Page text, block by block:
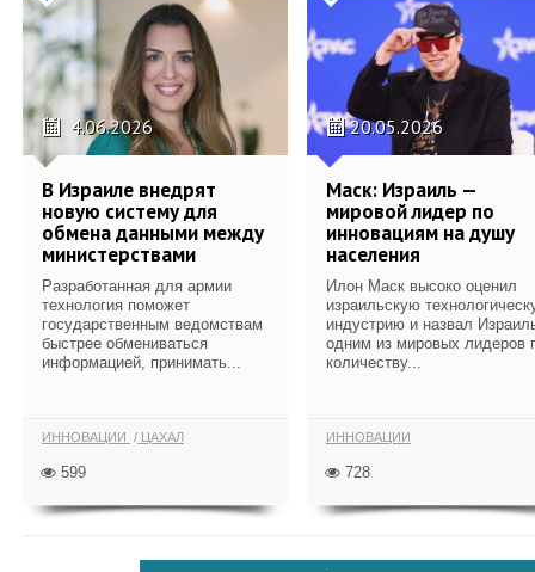
4.06.2026
В Израиле внедрят
новую систему для
обмена данными между
министерствами
Разработанная для армии
технология поможет
государственным ведомствам
быстрее обмениваться
информацией, принимать...
ИННОВАЦИИ ЦАХАЛ
599
20.05.2026
Маск: Израиль —
мировой лидер по
инновациям на душу
населения
Илон Маск высоко оценил
израильскую
индустрию и назвал
одним из мировых лидеров
количеству...
ИННОВАЦИИ
728